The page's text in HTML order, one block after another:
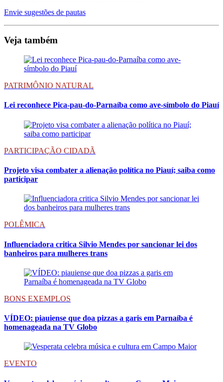
Envie sugestões de pautas
Veja também
PATRIMÔNIO NATURAL
Lei reconhece Pica-pau-do-Parnaíba como ave-símbolo do Piauí
PARTICIPAÇÃO CIDADÃ
Projeto visa combater a alienação política no Piauí; saiba como
participar
POLÊMICA
Influenciadora critica Silvio Mendes por sancionar lei dos
banheiros para mulheres trans
BONS EXEMPLOS
VÍDEO: piauiense que doa pizzas a garis em Parnaíba é
homenageada na TV Globo
EVENTO